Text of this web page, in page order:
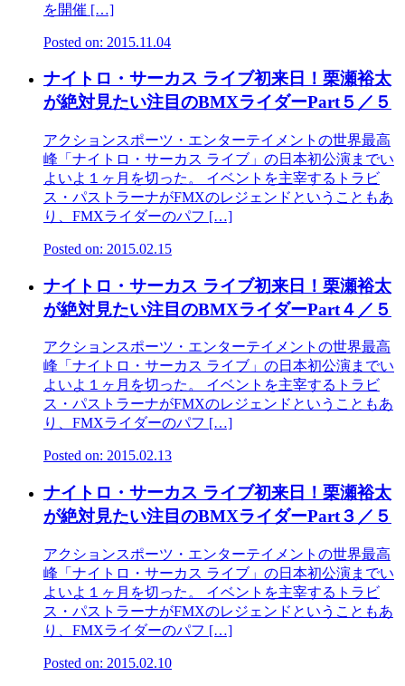
を開催 […]
Posted on: 2015.11.04
ナイトロ・サーカス ライブ初来日！栗瀬裕太
が絶対見たい注目のBMXライダーPart５／５
アクションスポーツ・エンターテイメントの世界最高
峰「ナイトロ・サーカス ライブ」の日本初公演までい
よいよ１ヶ月を切った。 イベントを主宰するトラビ
ス・パストラーナがFMXのレジェンドということもあ
り、FMXライダーのパフ […]
Posted on: 2015.02.15
ナイトロ・サーカス ライブ初来日！栗瀬裕太
が絶対見たい注目のBMXライダーPart４／５
アクションスポーツ・エンターテイメントの世界最高
峰「ナイトロ・サーカス ライブ」の日本初公演までい
よいよ１ヶ月を切った。 イベントを主宰するトラビ
ス・パストラーナがFMXのレジェンドということもあ
り、FMXライダーのパフ […]
Posted on: 2015.02.13
ナイトロ・サーカス ライブ初来日！栗瀬裕太
が絶対見たい注目のBMXライダーPart３／５
アクションスポーツ・エンターテイメントの世界最高
峰「ナイトロ・サーカス ライブ」の日本初公演までい
よいよ１ヶ月を切った。 イベントを主宰するトラビ
ス・パストラーナがFMXのレジェンドということもあ
り、FMXライダーのパフ […]
Posted on: 2015.02.10